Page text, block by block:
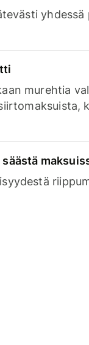
yhdessä
murehtia